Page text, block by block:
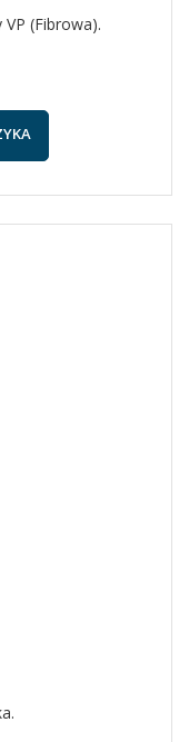
VP (fibrowa).